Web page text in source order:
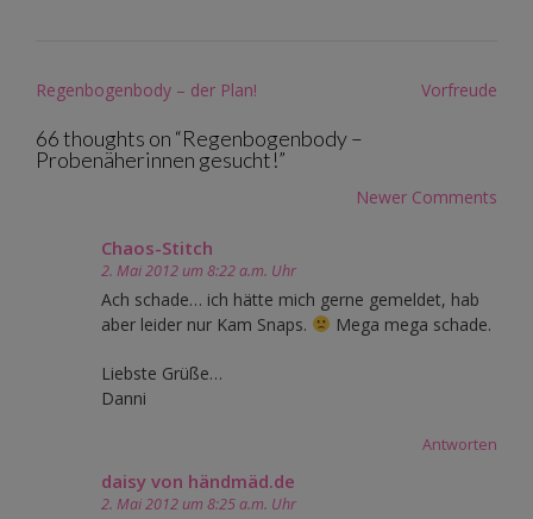
Post
Regenbogenbody – der Plan! Vorfreude
66 thoughts on “Regenbogenbody –
Probenäherinnen gesucht!”
navigation
Newer Comments
Chaos-Stitch
2. Mai 2012 um 8:22 a.m. Uhr
Ach schade… ich hätte mich gerne gemeldet, hab
aber leider nur Kam Snaps.
Mega mega schade.
Liebste Grüße…
Danni
Antworten
daisy von händmäd.de
2. Mai 2012 um 8:25 a.m. Uhr